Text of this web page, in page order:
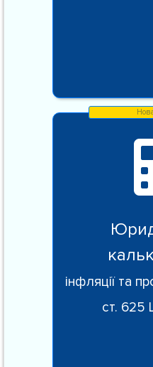
інфляції та
ст. 625